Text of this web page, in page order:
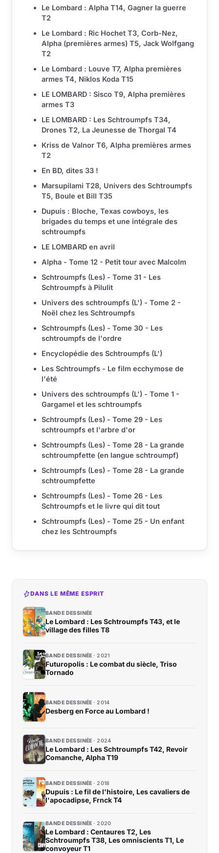
Le Lombard : Alpha T14, Gagner la guerre
T2
Le Lombard : Ric Hochet T3, Corb-Nez,
Alpha (premières armes) T5, Jack Wolfgang
T2
Le Lombard : Louve T7, Alpha premières
armes T4, Niklos Koda T15
LE LOMBARD : Sisco T9, Alpha premières
armes T3
LE LOMBARD : Les Schtroumpfs T34,
Drones T2, La Jeunesse de Thorgal T4
Kriss de Valnor T6, Alpha premières armes
T2
En BD, dites 33 !
Marsupilami T28, Univers des Schtroumpfs
T5, Boule et Bill T35
Dupuis : Bloche, Texas cowboys, les
brigades du temps et une intégrale des
schtroumpfs
LE LOMBARD en avril
Alpha - Tome 12 - Petit tour avec Malcolm
Schtroumpfs (Les) - Tome 31 - Les
Schtroumpfs à Pilulit
Univers des schtroumpfs (L') - Tome 2 -
Noël chez les Schtroumpfs
Schtroumpfs (Les) - Tome 30 - Les
schtroumpfs de l'ordre
Encyclopédie des Schtroumpfs (L')
Les Schtroumpfs - Le film ecchymose de
l'été
Univers des schtroumpfs (L') - Tome 1 -
Gargamel et les schtroumpfs
Schtroumpfs (Les) - Tome 29 - Les
schtroumpfs et l'arbre d'or
Schtroumpfs (Les) - Tome 28 - La grande
schtroumpfette (en langue schtroumpf)
Schtroumpfs (Les) - Tome 28 - La grande
schtroumpfette
Schtroumpfs (Les) - Tome 26 - Les
Schtroumpfs et le livre qui dit tout
Schtroumpfs (Les) - Tome 25 - Un enfant
chez les Schtroumpfs
DANS LE MÊME ESPRIT
BANDE DESSINÉE
Le Lombard : Les Schtroumpfs T43, et le
village des filles T8
BANDE DESSINÉE 2021
Futuropolis : Le combat du siècle, Triso
Tornado
BANDE DESSINÉE 2014
Desberg en Force au Lombard !
BANDE DESSINÉE 2024
Le Lombard : Les Schtroumpfs T42, Revoir
Comanche, Alpha T19
BANDE DESSINÉE 2018
Dupuis : Le fil de l'histoire, Les cavaliers de
l'apocadipse, Frnck T4
BANDE DESSINÉE 2020
Le Lombard : Centaures T2, Les
Schtroumpfs T38, Les omniscients T1, Le
convoyeur T1